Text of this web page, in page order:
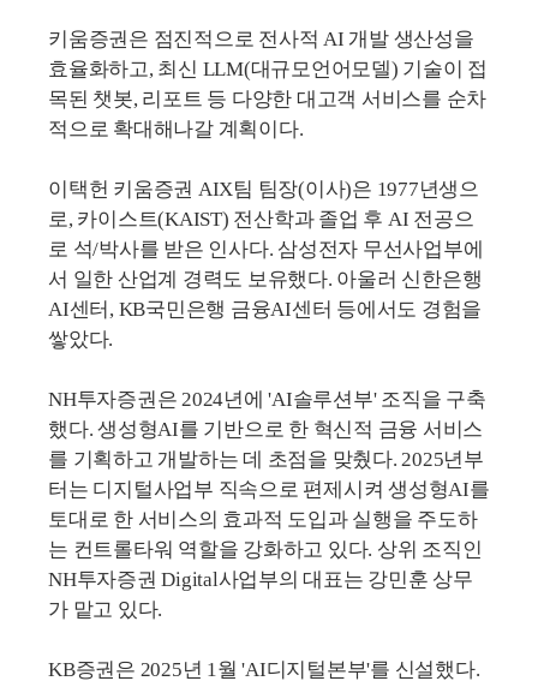
키움증권은 점진적으로 전사적 AI 개발 생산성을
효율화하고, 최신 LLM(대규모언어모델) 기술이 접
목된 챗봇, 리포트 등 다양한 대고객 서비스를 순차
적으로 확대해나갈 계획이다.
이택헌 키움증권 AIX팀 팀장(이사)은 1977년생으
로, 카이스트(KAIST) 전산학과 졸업 후 AI 전공으
로 석/박사를 받은 인사다. 삼성전자 무선사업부에
서 일한 산업계 경력도 보유했다. 아울러 신한은행
AI센터, KB국민은행 금융AI센터 등에서도 경험을
쌓았다.
NH투자증권은 2024년에 'AI솔루션부' 조직을 구축
했다. 생성형AI를 기반으로 한 혁신적 금융 서비스
를 기획하고 개발하는 데 초점을 맞췄다. 2025년부
터는 디지털사업부 직속으로 편제시켜 생성형AI를
토대로 한 서비스의 효과적 도입과 실행을 주도하
는 컨트롤타워 역할을 강화하고 있다. 상위 조직인
NH투자증권 Digital사업부의 대표는 강민훈 상무
가 맡고 있다.
KB증권은 2025년 1월 'AI디지털본부'를 신설했다.